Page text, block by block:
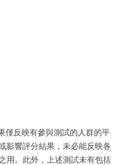
僅反映有參與測試的人群的平
影響評分結果，未必能反映各
用。此外，上述測試未有包括